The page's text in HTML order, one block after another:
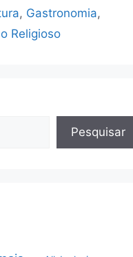
, Gastronomia,
Religioso
Pesquisar